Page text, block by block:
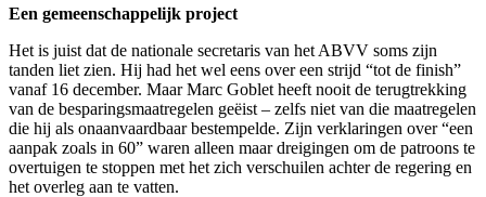
Een gemeenschappelijk project
Het is juist dat de nationale secretaris van het ABVV soms zijn
tanden liet zien. Hij had het wel eens over een strijd “tot de finish”
vanaf 16 december. Maar Marc Goblet heeft nooit de terugtrekking
van de besparingsmaatregelen geëist – zelfs niet van die maatregelen
die hij als onaanvaardbaar bestempelde. Zijn verklaringen over “een
aanpak zoals in 60” waren alleen maar dreigingen om de patroons te
overtuigen te stoppen met het zich verschuilen achter de regering en
het overleg aan te vatten.